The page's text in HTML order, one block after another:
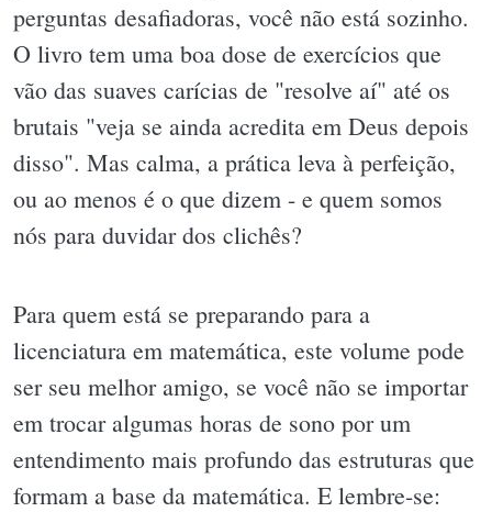
perguntas desafiadoras, você não está sozinho.
O livro tem uma boa dose de exercícios que
vão das suaves carícias de "resolve aí" até os
brutais "veja se ainda acredita em Deus depois
disso". Mas calma, a prática leva à perfeição,
ou ao menos é o que dizem - e quem somos
nós para duvidar dos clichês?
Para quem está se preparando para a
licenciatura em matemática, este volume pode
ser seu melhor amigo, se você não se importar
em trocar algumas horas de sono por um
entendimento mais profundo das estruturas que
formam a base da matemática. E lembre-se: